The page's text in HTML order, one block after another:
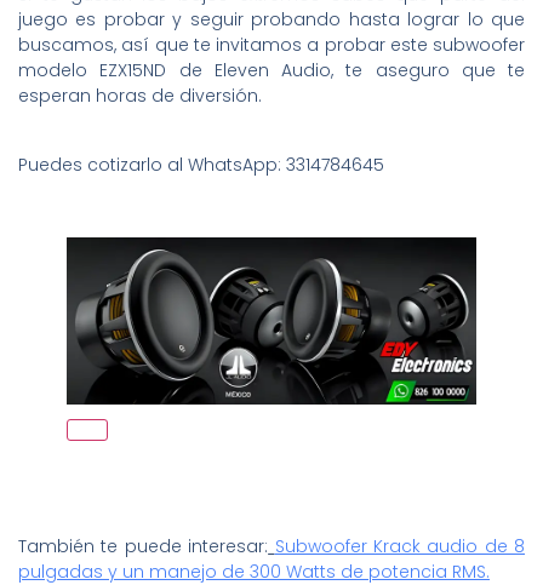
juego es probar y seguir probando hasta lograr lo que
buscamos, así que te invitamos a probar este subwoofer
modelo EZX15ND de Eleven Audio, te aseguro que te
esperan horas de diversión.
Puedes cotizarlo al WhatsApp: 3314784645
También te puede interesar: Subwoofer Krack audio de 8
pulgadas y un manejo de 300 Watts de potencia RMS.